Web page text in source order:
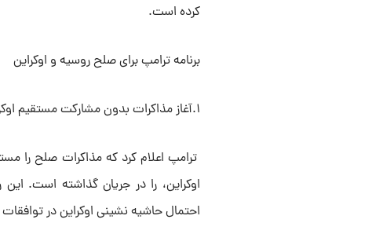
کرده است.
برنامه ترامپ برای صلح روسیه و اوکراین
۱.آغاز مذاکرات بدون مشارکت مستقیم اوکراین
ترامپ اعلام کرد که مذاکرات صلح را
اوکراین، را در جریان گذاشته است.
احتمال حاشیه نشینی اوکراین در